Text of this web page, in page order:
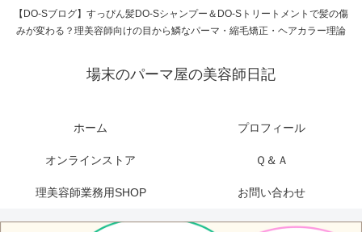
【DO-Sブログ】すっぴん髪DO-Sシャンプー＆DO-Sトリートメントで髪の傷
みが変わる？理美容師向けの目から鱗なパーマ・縮毛矯正・ヘアカラー理論
場末のパーマ屋の美容師日記
ホーム プロフィール
オンラインストア Ｑ＆Ａ
理美容師業務用SHOP お問い合わせ